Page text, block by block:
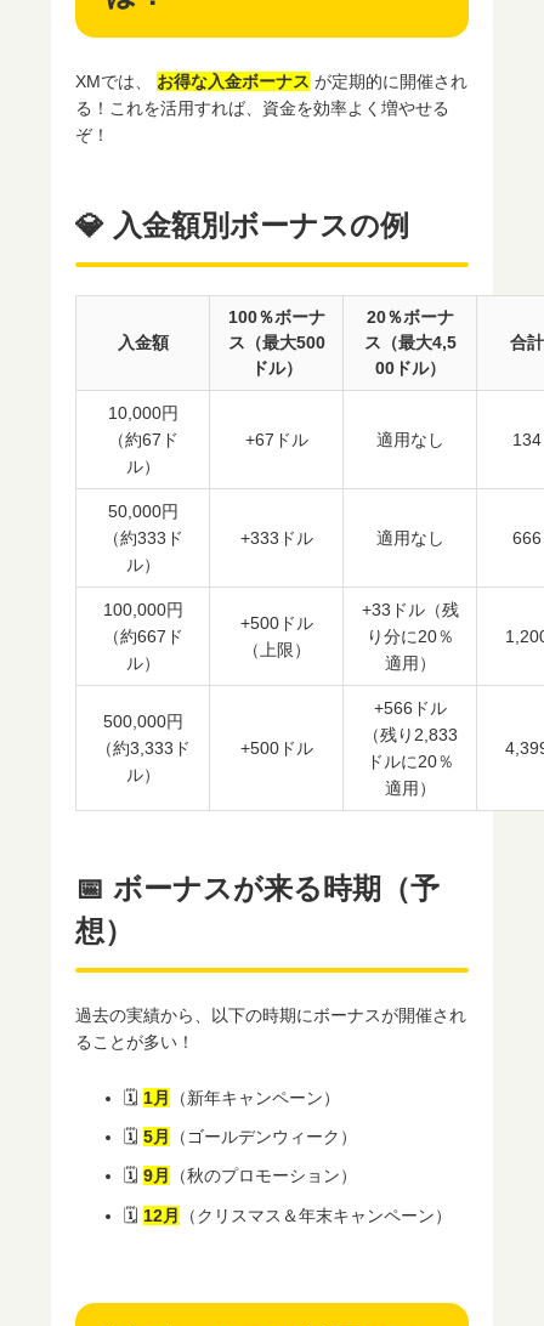
XMでは、 お得な入金ボーナス が定期的に開催され
る！これを活用すれば、資金を効率よく増やせる
ぞ！
💎 入金額別ボーナスの例
入金額
100％ボーナ
ス（最大500
ドル）
20％ボーナ
ス（最大4,5
00ドル）
合
10,000円
（約67ド
ル）
+67ドル 適用なし
50,000円
（約333ド
ル）
+333ドル 適用なし
100,000円
（約667ド
ル）
+500ドル
（上限）
+33ドル（残
り分に20％
適用）
500,000円
（約3,333ド
ル）
+500ドル
+566ドル
（残り2,833
ドルに20％
適用）
📅 ボーナスが来る時期（予
想）
過去の実績から、以下の時期にボーナスが開催され
ることが多い！
🗓 1月 （新年キャンペーン）
🗓5月 （ゴールデンウィーク）
🗓9月 （秋のプロモーション）
🗓 12月 （クリスマス＆年末キャンペーン）